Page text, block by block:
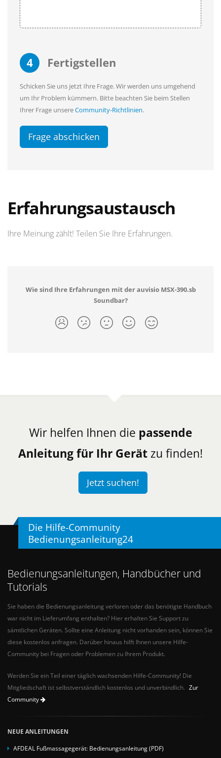
4 Fertigstellen
Schicken Sie uns jetzt Ihre Frage. Wir werden uns umgehend
um Ihr Problem kümmern. Bitte beachten Sie beim Stellen
Ihrer Frage unsereCommunity-Richtlinien.
Frage abschicken
Erfahrungsaustausch
Ihre Meinung zählt! Teilen Sie Ihre Erfahrungen.
Wie sind Ihre Erfahrungen mit der auvisio MSX-390.sb
Soundbar?
Wir helfen Ihnen die passende
Anleitung für Ihr Gerät zu finden!
Jetzt suchen!
Die Hilfe-Community
Bedienungsanleitung24
Bedienungsanleitungen, Handbücher und
Tutorials
Sie haben die Bedienungsanleitung verloren oder das benötigte Handbuch
war nicht im Lieferumfang enthalten? Hier erhalten Sie Support zu
sämtlichen Geräten. Sollte eine Anleitung nicht vorhanden sein, können Sie
diese kostenlos anfragen. Darüber hinaus hilft Ihnen unsere Hilfe-
Community bei Fragen oder Problemen zu Ihrem Produkt.
Werden Sie ein Teil einer täglich wachsenden Hilfe-Community! Die
Mitgliedschaft ist selbstverständlich kostenlos und unverbindlich. Zur
Community
NEUE ANLEITUNGEN
AFDEAL Fußmassagegerät: Bedienungsanleitung (PDF)